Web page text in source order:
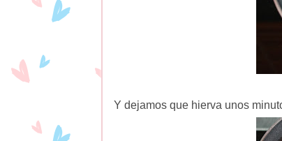
Y dejamos que hierva unos